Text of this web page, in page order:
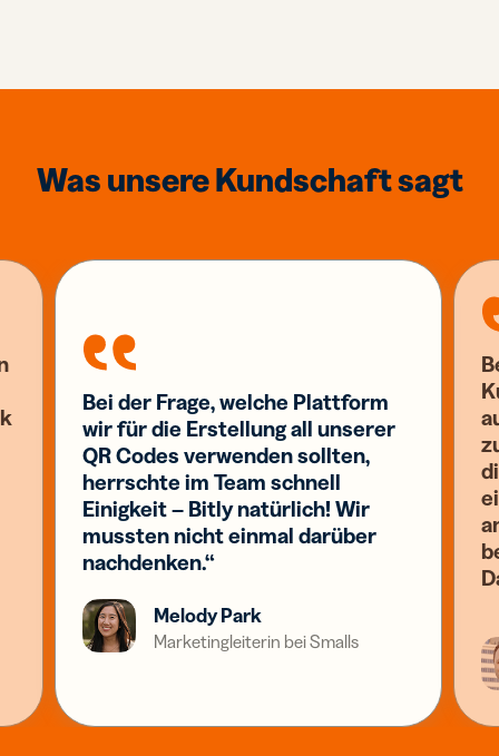
Was unsere Kundschaft sagt
Bei der Frage, welche Plattform
wir für die Erstellung all unserer
QR Codes verwenden sollten,
herrschte im Team schnell
Einigkeit – Bitly natürlich! Wir
mussten nicht einmal darüber
nachdenken.“
Melody Park
Marketingleiterin bei Smalls